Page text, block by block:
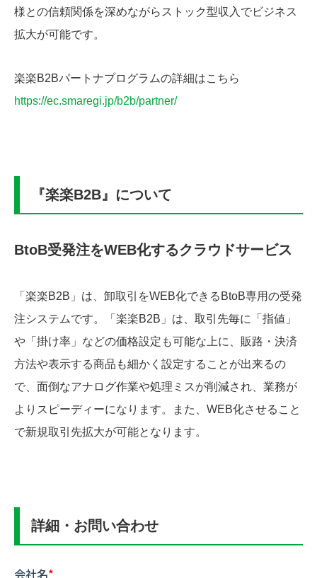
様との信頼関係を深めながらストック型収入でビジネス
拡大が可能です。
楽楽B2Bパートナプログラムの詳細はこちら
https://ec.smaregi.jp/b2b/partner/
『楽楽B2B』について
BtoB受発注をWEB化するクラウドサービス
「楽楽B2B」は、卸取引をWEB化できるBtoB専用の受発
注システムです。「楽楽B2B」は、取引先毎に「指値」
や「掛け率」などの価格設定も可能な上に、販路・決済
方法や表示する商品も細かく設定することが出来るの
で、面倒なアナログ作業や処理ミスが削減され、業務が
よりスピーディーになります。また、WEB化させること
で新規取引先拡大が可能となります。
詳細・お問い合わせ